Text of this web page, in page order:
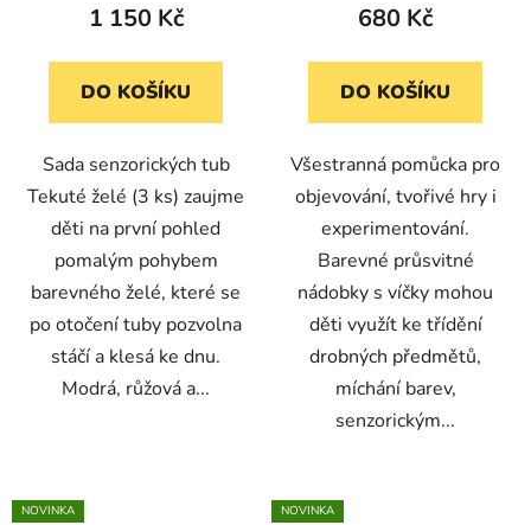
1 150 Kč
DO KOŠÍKU
Sada senzorických tub
Tekuté želé (3 ks) zaujme
děti na první pohled
pomalým pohybem
barevného želé, které se
po otočení tuby pozvolna
stáčí a klesá ke dnu.
Modrá, růžová a...
680 Kč
DO KOŠÍKU
Všestranná pomůcka pro
objevování, tvořivé hry i
experimentování.
Barevné průsvitné
nádobky s víčky mohou
děti využít ke třídění
drobných předmětů,
míchání barev,
senzorickým...
NOVINKA NOVINKA